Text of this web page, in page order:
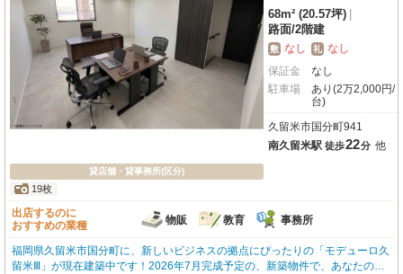
貸店舗・貸事務所(区分)
19枚
68m² (20.57坪)
路面/2階建
敷 なし 礼 なし
保証金
なし
駐車場
あり(2万2,000円/
台)
久留米市国分町941
南久留米駅 徒歩22分 他
出店するのに
おすすめの業種
物販 教育 事務所
福岡県久留米市国分町に、新しいビジネスの拠点にぴったりの「モデューロ久
留米Ⅲ」が現在建築中です！2026年7月完成予定の、新築物件で、あなたの夢